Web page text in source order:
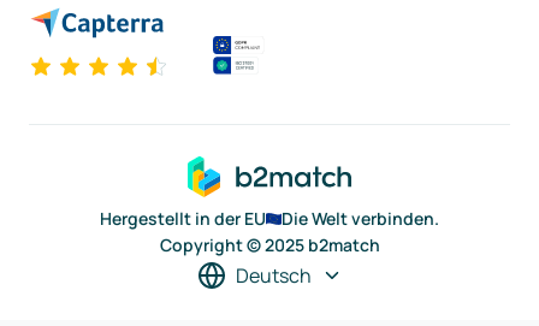
Hergestellt in der EU
Die Welt verbinden.
Copyright © 2025 b2match
Deutsch